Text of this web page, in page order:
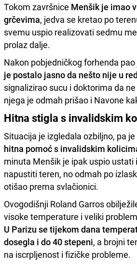
Tokom završnice Menšik je imao
grčevima, jedva se kretao po
svemu uspio realizovati sedmu
prolaz dalje.
Nakon pobjedničkog forhenda
je postalo jasno da nešto nije u
signalizirao sucu i doktorima da
njega je odmah prišao i Navone
Hitna stigla s invalidskim
Situacija je izgledala ozbiljno, pa je
hitna pomoć s invalidskim
minuta Menšik je ipak uspio ustati
napustiti teren, no odmah po
otišao prema svlačionici.
Ovogodišnji Roland Garros
visoke temperature i veliki
U Parizu se tijekom dana
dosegla i do 40 stepeni, a brojni
na iscrpljenost i fizičke probleme.